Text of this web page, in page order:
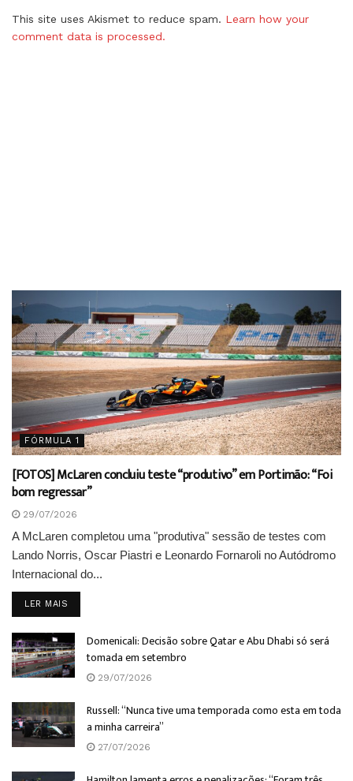
This site uses Akismet to reduce spam. Learn how your
comment data is processed.
FÓRMULA 1
[FOTOS] McLaren concluiu teste “produtivo” em Portimão: “Foi
bom regressar”
29/07/2026
A McLaren completou uma "produtiva" sessão de testes com
Lando Norris, Oscar Piastri e Leonardo Fornaroli no Autódromo
Internacional do...
LER MAIS
Domenicali: Decisão sobre Qatar e Abu Dhabi só será
tomada em setembro
29/07/2026
Russell: “Nunca tive uma temporada como esta em toda
a minha carreira”
27/07/2026